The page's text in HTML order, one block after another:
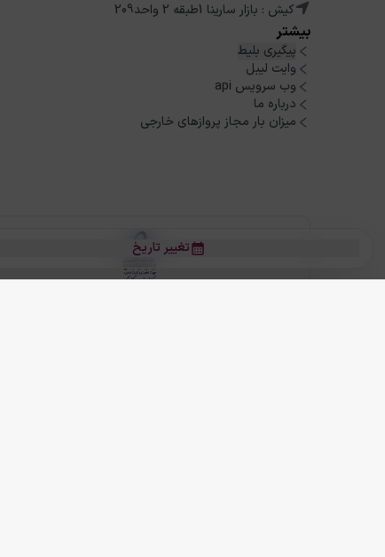
تغییر تاریخ
کیش : بازار سارینا 1طبقه 2 واحد209
بیشتر
پیگیری بلیط
وایت لیبل
وب سرویس api
درباره ما
میزان بار مجاز پروازهای خارجی